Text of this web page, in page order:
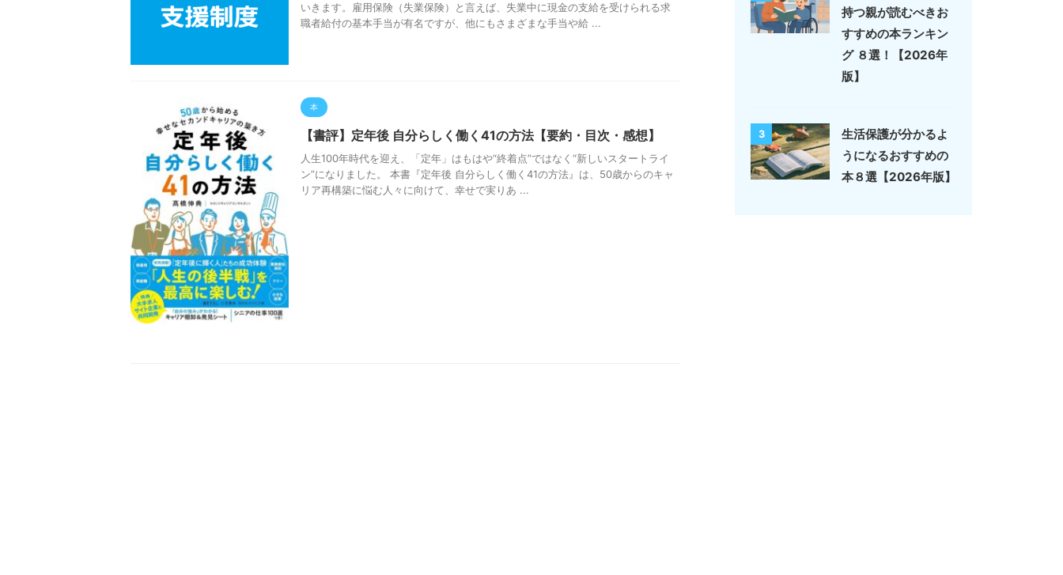
いきます。雇用保険（失業保険）と言えば、失業中に現金の支給を受けられる求
職者給付の基本手当が有名ですが、他にもさまざまな手当や給 ...
本
【書評】定年後 自分らしく働く41の方法【要約・目次・感想】
人生100年時代を迎え、「定年」はもはや“終着点”ではなく“新しいスタートライ
ン”になりました。 本書『定年後 自分らしく働く41の方法』は、50歳からのキャ
リア再構築に悩む人々に向けて、幸せで実りあ ...
持つ親が読むべきお
すすめの本ランキン
グ ８選！【2026年
版】
3
生活保護が分かるよ
うになるおすすめの
本８選【2026年版】